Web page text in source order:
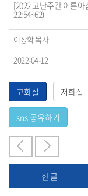
[2022 고난주간 이른
22:54~62)
이상학 목사
2022-04-12
한 글